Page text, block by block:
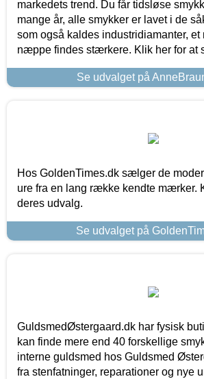
markedets trend. Du får tidsløse
mange år, alle smykker er lavet i de
som også kaldes industridiamanter, et
næppe findes stærkere. Klik her for at
Se udvalget på
Hos GoldenTimes.dk sælger de
ure fra en lang række kendte mærker.
deres udvalg.
Se udvalget på
GuldsmedØstergaard.dk har fysisk
kan finde mere end 40 forskellige
interne guldsmed hos Guldsmed
fra stenfatninger, reparationer og nye